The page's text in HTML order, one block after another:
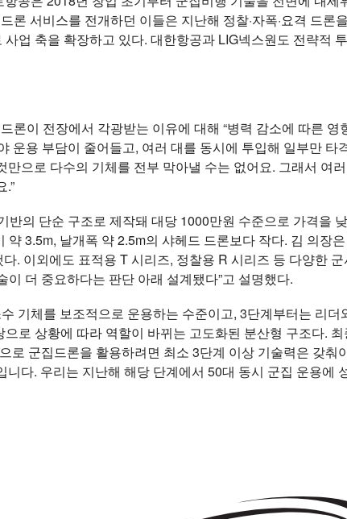
서비스를 전개하던 이들은 지난해 정찰·자폭·요격 드론
업 축을 확장하고 있다. 대한항공과 LIG넥스원도 전략적
이 전장에서 각광받는 이유에 대해 “병력 감소에 따른 영
용 부담이 줄어들고, 여러 대를 동시에 투입해 일부만
으로 다수의 기체를 전부 막아낼 수는 없어요. 그래서 여
.”
의 단순 구조로 제작돼 대당 1000만원 수준으로 가격을
3.5m, 날개폭 약 2.5m의 샤헤드 드론보다 작다. 김 의장
. 이외에도 표적용 T 시리즈, 정찰용 R 시리즈 등 다양한
더 중요하다는 판단 아래 설계됐다”고 설명했다.
기체를 보조적으로 운용하는 수준이고, 3단계부터는 리
로 상황에 따라 역할이 바뀌는 고도화된 분산형 구조다.
군집드론을 활용하려면 최소 3단계 이상 기술력은 갖
다. 우리는 지난해 해당 단계에서 50대 동시 군집 운용에